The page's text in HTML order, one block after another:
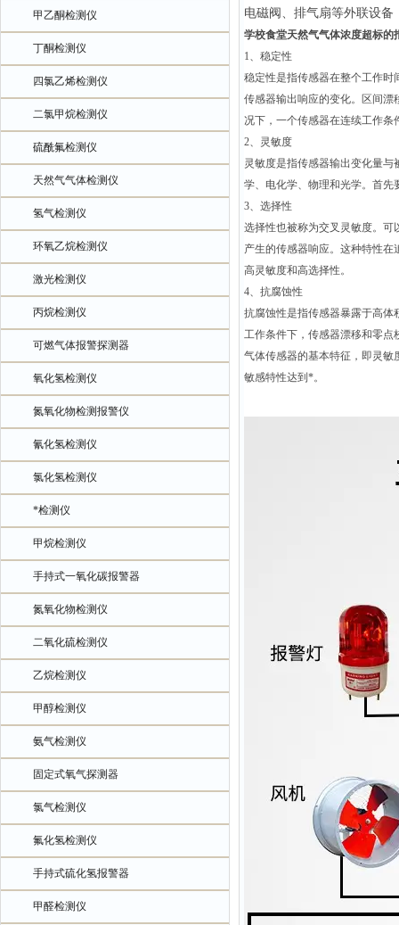
甲乙酮检测仪
丁酮检测仪
四氯乙烯检测仪
二氯甲烷检测仪
硫酰氟检测仪
天然气气体检测仪
氢气检测仪
环氧乙烷检测仪
激光检测仪
丙烷检测仪
可燃气体报警探测器
氧化氢检测仪
氮氧化物检测报警仪
氰化氢检测仪
氯化氢检测仪
*检测仪
甲烷检测仪
手持式一氧化碳报警器
氮氧化物检测仪
二氧化硫检测仪
乙烷检测仪
甲醇检测仪
氨气检测仪
固定式氧气探测器
氯气检测仪
氟化氢检测仪
手持式硫化氢报警器
甲醛检测仪
电磁阀、排气扇等外联设备
学校食堂天然气气体浓度超标的
1、稳定性
稳定性是指传感器在整个工作时
传感器输出响应的变化。区间漂
况下，一个传感器在连续工作条
2、灵敏度
灵敏度是指传感器输出变化量
学、电化学、物理和光学。首先
3、选择性
选择性也被称为交叉灵敏度。可
产生的传感器响应。这种特性
高灵敏度和高选择性。
4、抗腐蚀性
抗腐蚀性是指传感器暴露于高体
工作条件下，传感器漂移和零点
气体传感器的基本特征，即灵敏
敏感特性达到*。